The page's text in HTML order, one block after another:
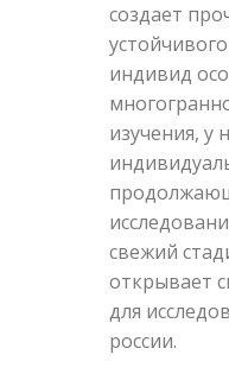
создает
индивид
изучения, у
свежий
открывает
для
россии.